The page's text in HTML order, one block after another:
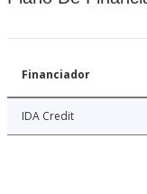
Financiador
IDA Credit